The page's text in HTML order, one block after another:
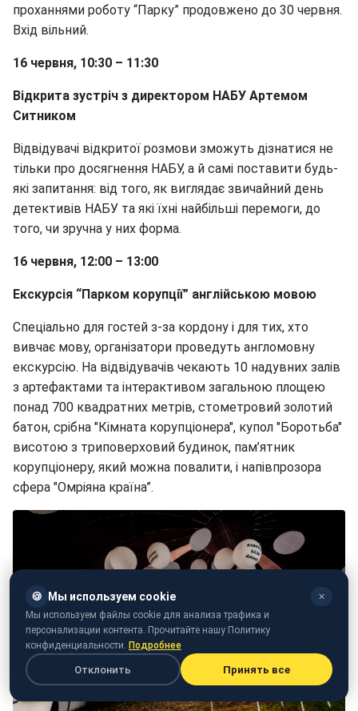
проханнями роботу “Парку” продовжено до 30 червня.
Вхід вільний.
16 червня, 10:30 – 11:30
Відкрита зустріч з директором НАБУ Артемом
Ситником
Відвідувачі відкритої розмови зможуть дізнатися не
тільки про досягнення НАБУ, а й самі поставити будь-
які запитання: від того, як виглядає звичайний день
детективів НАБУ та які їхні найбільші перемоги, до
того, чи зручна у них форма.
16 червня, 12:00 – 13:00
Екскурсія “Парком корупції” англійською мовою
Спеціально для гостей з-за кордону і для тих, хто
вивчає мову, організатори проведуть англомовну
екскурсію. На відвідувачів чекають 10 надувних залів
з артефактами та інтерактивом загальною площею
понад 700 квадратних метрів, стометровий золотий
батон, срібна "Кімната корупціонера", купол "Боротьба"
висотою з триповерховий будинок, пам’ятник
корупціонеру, який можна повалити, і напівпрозора
сфера "Омріяна країна”.
🍪 Мы используем cookie ✕
Мы используем файлы cookie для анализа трафика и
персонализации контента. Прочитайте нашу Политику
конфиденциальности. Подробнее
Отклонить Принять все